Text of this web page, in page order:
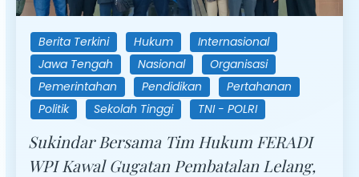
Berita Terkini Hukum
Internasional
Jawa Tengah
Nasional
Organisasi
Pemerintahan
Pendidikan
Pertahanan
Politik
Sekolah Tinggi TNI - POLRI
Sukindar Bersama Tim Hukum FERADI
WPI Kawal Gugatan Pembatalan Lelang,